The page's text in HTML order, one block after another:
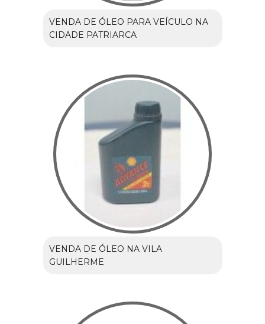
VENDA DE ÓLEO PARA VEÍCULO NA
CIDADE PATRIARCA
VENDA DE ÓLEO NA VILA
GUILHERME